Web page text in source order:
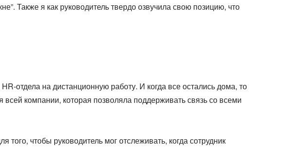
Также я как руководитель твердо озвучила свою позицию, что
отдела на дистанционную работу. И когда все остались дома, то
компании, которая позволяла поддерживать связь со всеми
чтобы руководитель мог отслеживать, когда сотрудник